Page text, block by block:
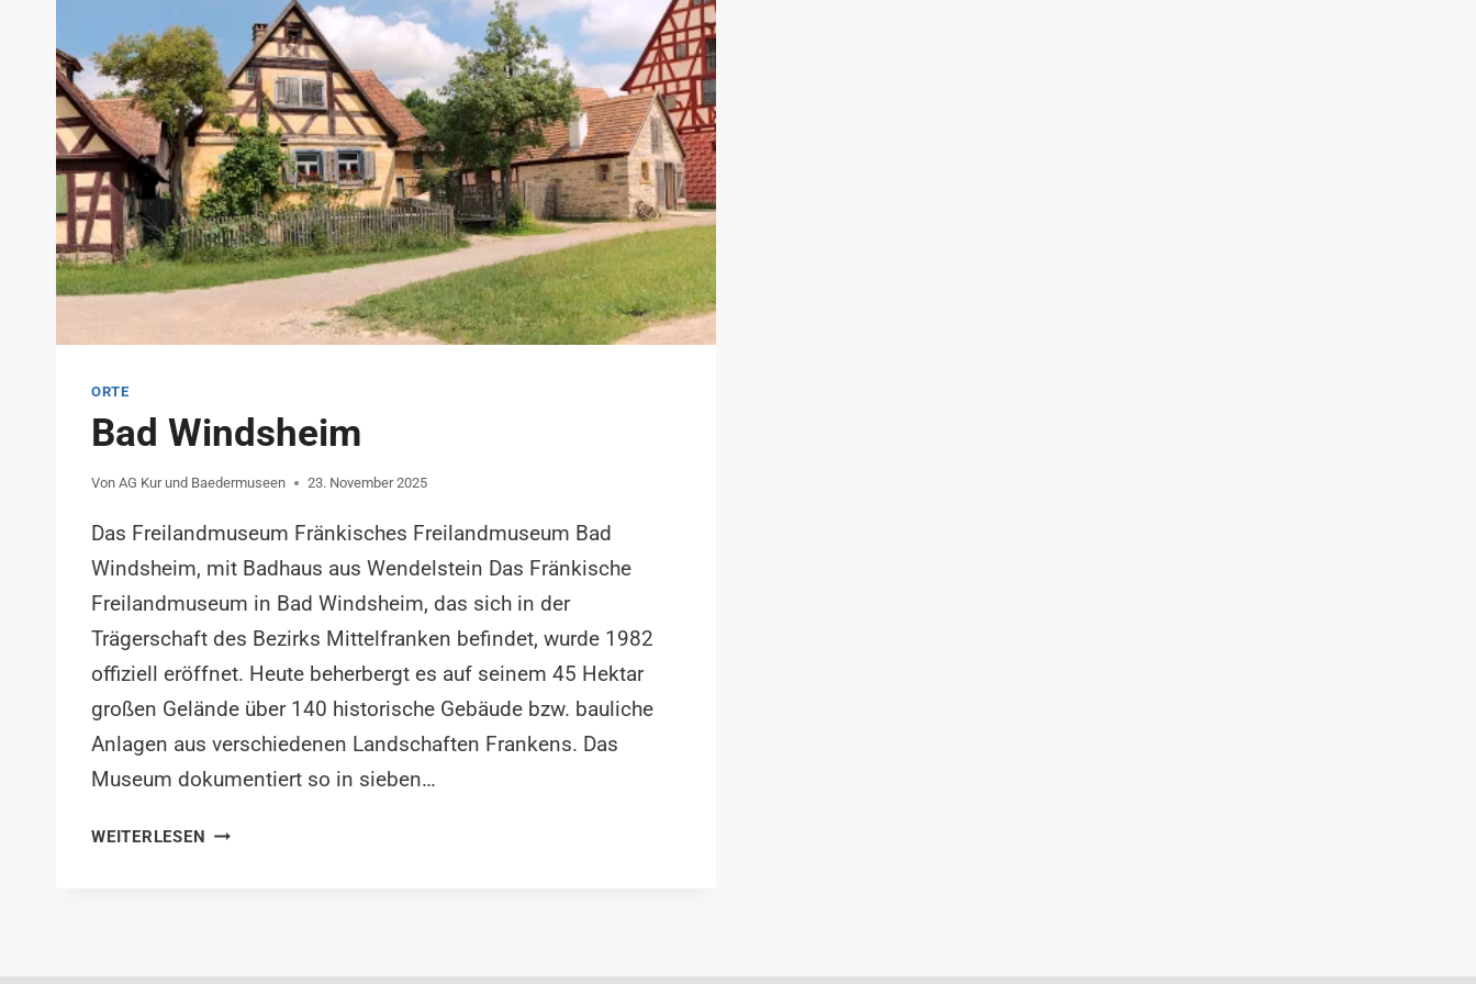
ORTE
Bad Windsheim
Von AG Kur und Baedermuseen 23. November 2025
Das Freilandmuseum Fränkisches Freilandmuseum Bad
Windsheim, mit Badhaus aus Wendelstein Das Fränkische
Freilandmuseum in Bad Windsheim, das sich in der
Trägerschaft des Bezirks Mittelfranken befindet, wurde 1982
offiziell eröffnet. Heute beherbergt es auf seinem 45 Hektar
großen Gelände über 140 historische Gebäude bzw. bauliche
Anlagen aus verschiedenen Landschaften Frankens. Das
Museum dokumentiert so in sieben…
WEITERLESEN
BAD